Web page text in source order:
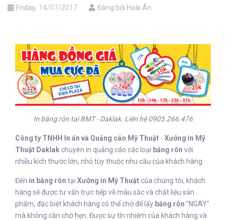
Friday, 14/07/2017 Đăng bởi Hoài Ân
In băng rôn tại BMT - Daklak. Liên hệ 0905.266.476
Công ty TNHH In ấn và Quảng cáo Mỹ Thuật - Xưởng in Mỹ
Thuật Daklak chuyên in quảng cáo các loại băng rôn với
nhiều kích thước lớn, nhỏ tùy thuộc nhu cầu của khách hàng.
Đến in băng rôn tại Xưởng in Mỹ Thuật của chúng tôi, khách
hàng sẽ được tư vấn trực tiếp về màu sắc và chất liệu sản
phẩm, đặc biệt khách hàng có thể chờ để lấy băng rôn "NGAY"
mà không cần chờ hẹn. Được sự tín nhiệm của khách hàng và